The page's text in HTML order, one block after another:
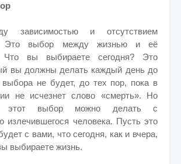
зависимостью и отсутствием
Это выбор между жизнью и её
Что вы выбираете сегодня? Это
вы должны делать каждый день до
выбора не будет, до тех пор, пока в
не исчезнет слово «смерть». Но
этот выбор можно делать с
излечившегося человека. Пусть это
с вами, что сегодня, как и вчера,
выбираете жизнь.